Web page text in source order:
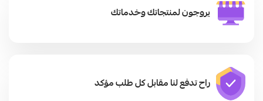
يروجون لمنتجاتك وخدماتك
راح تدفع لنا مقابل كل طلب مؤكد